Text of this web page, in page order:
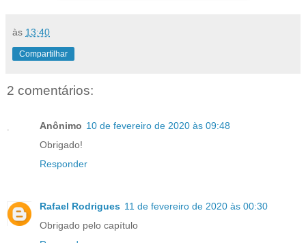
às 13:40
Compartilhar
2 comentários:
Anônimo 10 de fevereiro de 2020 às 09:48
Obrigado!
Responder
Rafael Rodrigues 11 de fevereiro de 2020 às 00:30
Obrigado pelo capítulo